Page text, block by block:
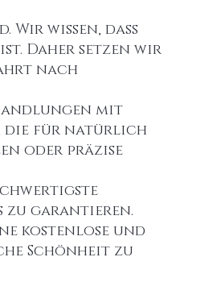
Wir wissen, dass
Daher setzen wir
nach
mit
die für natürlich
oder präzise
zu garantieren.
kostenlose und
Schönheit zu